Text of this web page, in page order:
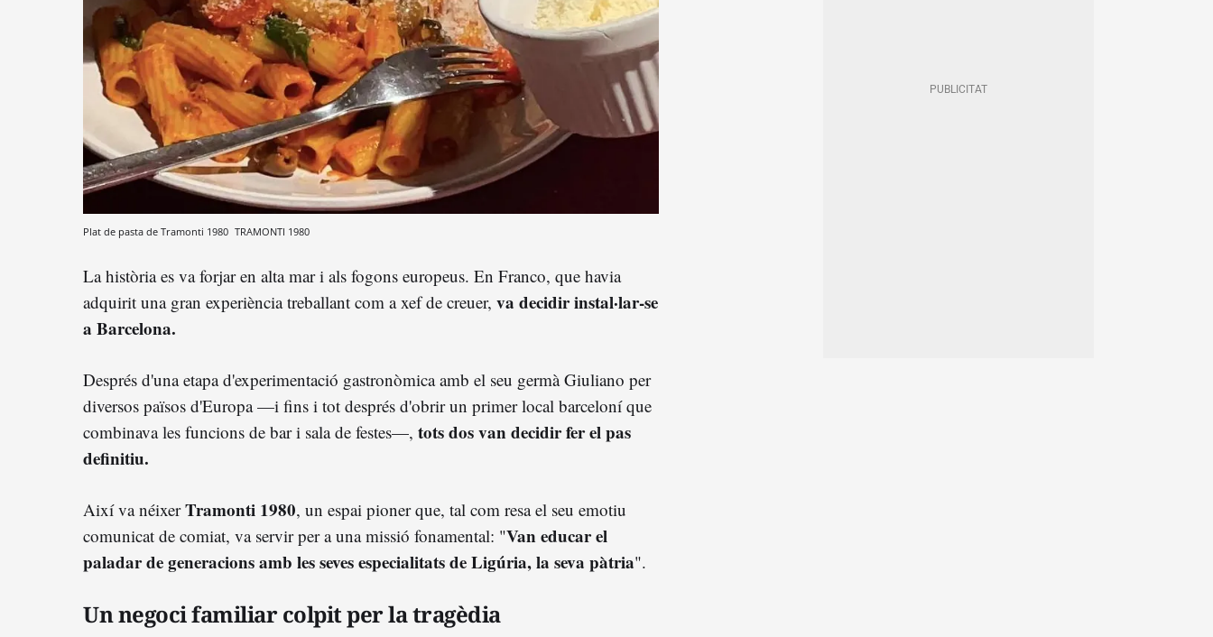
Plat de pasta de Tramonti 1980 TRAMONTI 1980
La història es va forjar en alta mar i als fogons europeus. En Franco, que havia
adquirit una gran experiència treballant com a xef de creuer, va decidir instal·lar-se
a Barcelona.
Després d'una etapa d'experimentació gastronòmica amb el seu germà Giuliano per
diversos països d'Europa —i fins i tot després d'obrir un primer local barceloní que
combinava les funcions de bar i sala de festes—, tots dos van decidir fer el pas
definitiu.
Així va néixerTramonti 1980, un espai pioner que, tal com resa el seu emotiu
comunicat de comiat, va servir per a una missió fonamental: "Van educar el
paladar de generacions amb les seves especialitats de Ligúria, la seva pàtria".
Un negoci familiar colpit per la tragèdia